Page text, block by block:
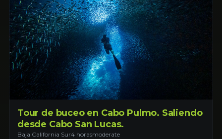
Tour de buceo en Cabo Pulmo. Saliendo
desde Cabo San Lucas.
Baja California Sur4 horasmoderate